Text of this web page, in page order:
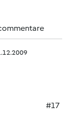
#17